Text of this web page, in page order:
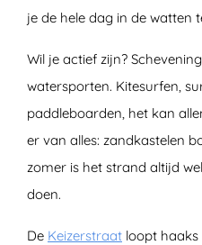
je de hele dag in de watten
Wil je actief zijn?
watersporten. Kitesurfen,
paddleboarden, het kan
er van alles: zandkastelen
zomer is het strand altijd
doen.
De Keizerstraat loopt haaks